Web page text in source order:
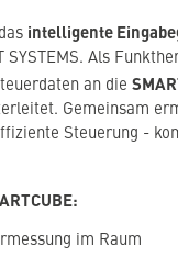
intelligente
SYSTEMS. Als
an die
Gemeinsam
Steuerung -
im Raum